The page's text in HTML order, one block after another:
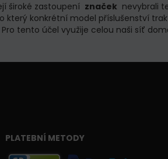
široké zastoupení značek nevybrali
který konkrétní model příslušenství
Pro tento účel využije celou naši síť
PLATEBNÍ METODY